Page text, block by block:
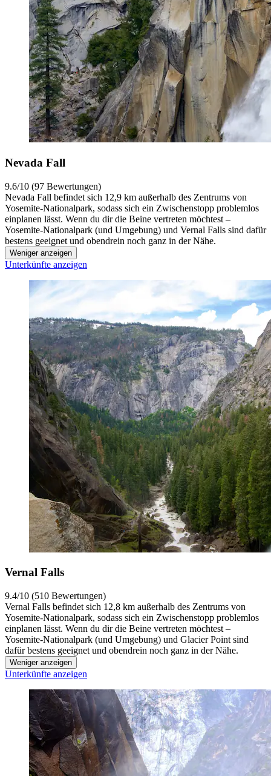
Nevada Fall
9.6/10 (97 Bewertungen)
Nevada Fall befindet sich 12,9 km außerhalb des Zentrums von
Yosemite-Nationalpark, sodass sich ein Zwischenstopp problemlos
einplanen lässt. Wenn du dir die Beine vertreten möchtest –
Yosemite-Nationalpark (und Umgebung) und Vernal Falls sind dafür
bestens geeignet und obendrein noch ganz in der Nähe.
Weniger anzeigen
Unterkünfte anzeigen
Vernal Falls
9.4/10 (510 Bewertungen)
Vernal Falls befindet sich 12,8 km außerhalb des Zentrums von
Yosemite-Nationalpark, sodass sich ein Zwischenstopp problemlos
einplanen lässt. Wenn du dir die Beine vertreten möchtest –
Yosemite-Nationalpark (und Umgebung) und Glacier Point sind
dafür bestens geeignet und obendrein noch ganz in der Nähe.
Weniger anzeigen
Unterkünfte anzeigen